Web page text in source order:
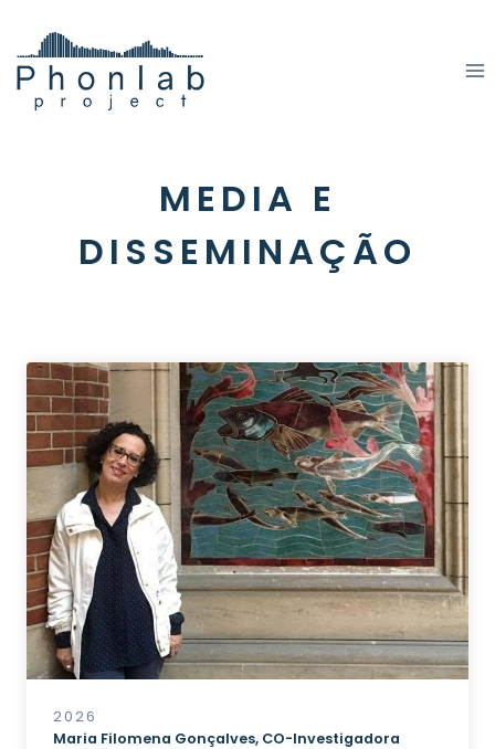
content
MEDIA E
DISSEMINAÇÃO
2026
Maria Filomena Gonçalves, CO-Investigadora